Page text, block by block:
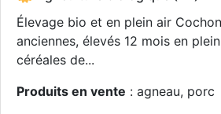
Élevage bio et en plein air
anciennes, élevés 12 mois en
céréales de...
Produits en vente : agneau, porc